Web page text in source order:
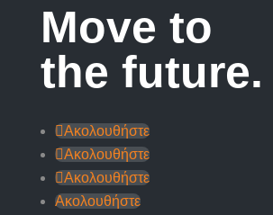
Move to
the future.
Ακολουθήστε
Ακολουθήστε
Ακολουθήστε
Ακολουθήστε